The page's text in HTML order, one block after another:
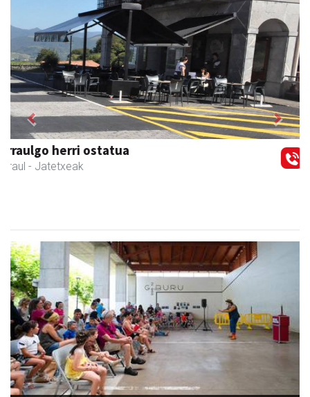
Amonarriz iturgintza S. L.
Larraul - Iturgintza
Previous Next